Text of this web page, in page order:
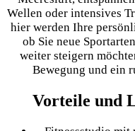
Wellen oder intensives
hier werden Ihre
ob Sie neue
weiter steigern
Bewegung und ein
Vorteile und